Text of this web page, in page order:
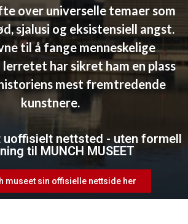
over universelle temaer som
sjalusi og eksistensiell angst.
til å fange menneskelige
lerretet har sikret ham en plass
mest fremtredende
kunstnere.
uoffisielt nettsted - uten formell
til MUNCH MUSEET
museet sin offisielle nettside her